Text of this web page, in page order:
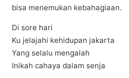
bisa mеnеmukаn kеbаhаgіааn.
Di sore hari
Ku jelajahi kehidupan jakarta
Yang selalu mengalah
Inikah cahaya dalam senja